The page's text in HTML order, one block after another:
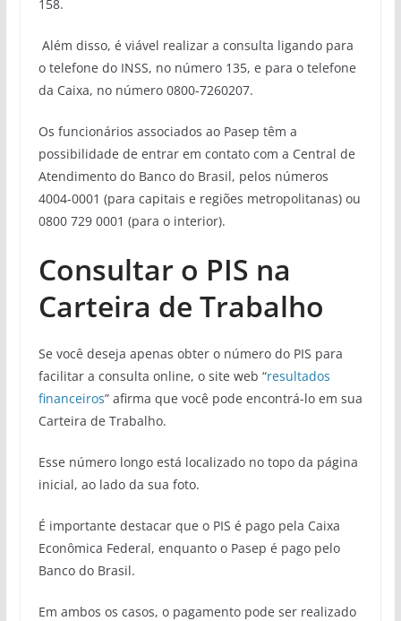
158.
Além disso, é viável realizar a consulta ligando para
o telefone do INSS, no número 135, e para o telefone
da Caixa, no número 0800-7260207.
Os funcionários associados ao Pasep têm a
possibilidade de entrar em contato com a Central de
Atendimento do Banco do Brasil, pelos números
4004-0001 (para capitais e regiões metropolitanas) ou
0800 729 0001 (para o interior).
Consultar o PIS na
Carteira de Trabalho
Se você deseja apenas obter o número do PIS para
facilitar a consulta online, o site web “resultados
financeiros” afirma que você pode encontrá-lo em sua
Carteira de Trabalho.
Esse número longo está localizado no topo da página
inicial, ao lado da sua foto.
É importante destacar que o PIS é pago pela Caixa
Econômica Federal, enquanto o Pasep é pago pelo
Banco do Brasil.
Em ambos os casos, o pagamento pode ser realizado